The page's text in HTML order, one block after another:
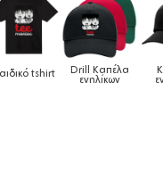
Καπέλα παιδικά Κούπες